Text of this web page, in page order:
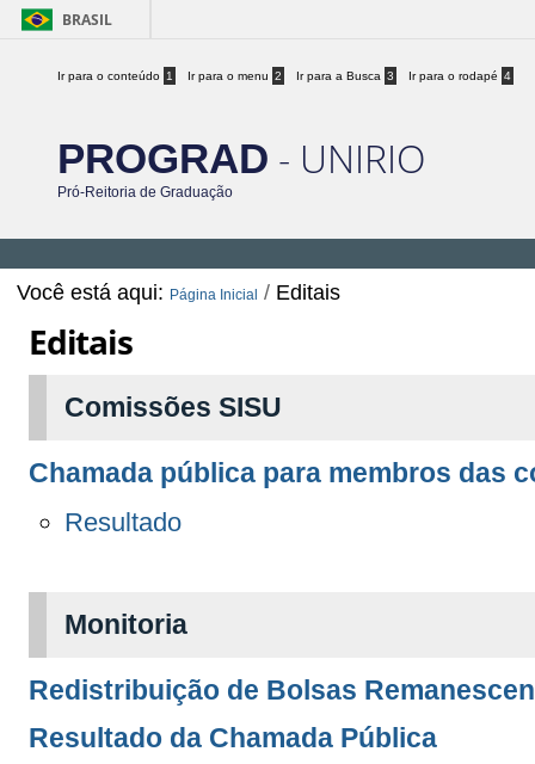
BRASIL
Ir para o conteúdo 1 Ir para o menu 2 Ir para a Busca 3 Ir para o rodapé 4
PROGRAD - UNIRIO
Pró-Reitoria de Graduação
Você está aqui: Página Inicial / Editais
Editais
Comissões SISU
Chamada pública para membros das
Resultado
Monitoria
Redistribuição de Bolsas
Resultado da Chamada Pública